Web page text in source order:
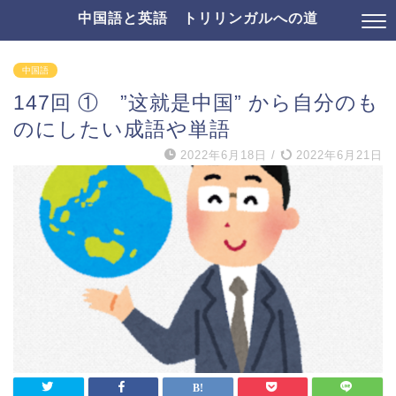
中国語と英語 トリリンガルへの道
中国語
147回 ① ”这就是中国” から自分のも
のにしたい成語や単語
2022年6月18日 / 2022年6月21日